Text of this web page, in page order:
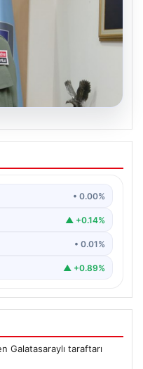
Hava
Dalkıran’ın
• 0.00%
▲ +0.14%
• 0.01%
▲ +0.89%
Galatasaraylı taraftarı